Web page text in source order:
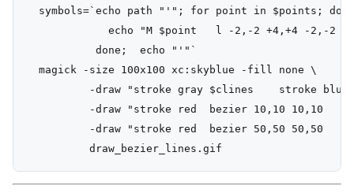
  symbols=`echo path "'"; for point in $points; do
echo "M $point   l -2,-2 +4,+4 -2,-2
           done;  echo "'"`
  magick -size 100x100 xc:skyblue -fill none \
-draw "stroke gray $clines    stroke blue
-draw "stroke red  bezier 10,10 10,10
-draw "stroke red  bezier 50,50 50,50